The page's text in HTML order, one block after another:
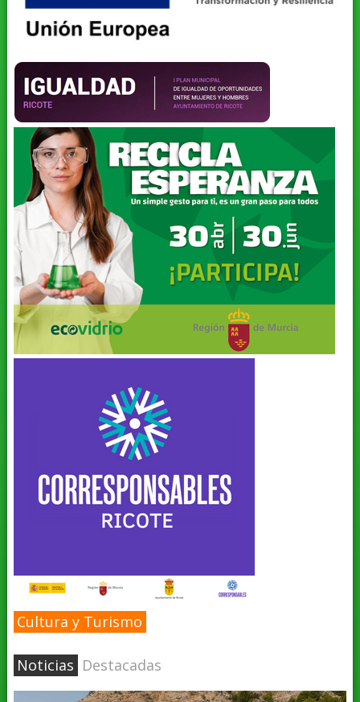
Cultura y Turismo
Noticias Destacadas